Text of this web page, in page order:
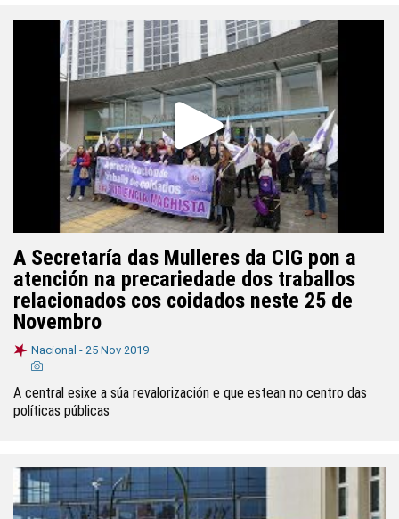
A Secretaría das Mulleres da CIG pon a
atención na precariedade dos traballos
relacionados cos coidados neste 25 de
Novembro
Nacional - 25 Nov 2019
A central esixe a súa revalorización e que estean no centro das
políticas públicas